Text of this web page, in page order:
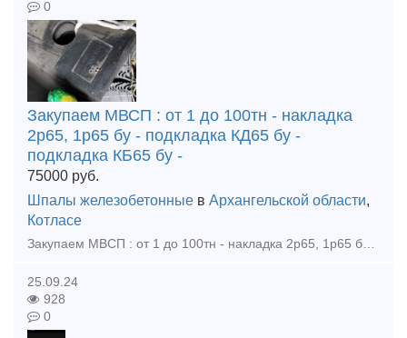
0
Закупаем МВСП : от 1 до 100тн - накладка
2р65, 1р65 бу - подкладка КД65 бу -
подкладка КБ65 бу -
75000 руб.
Шпалы железобетонные в Архангельской области,
Котласе
Закупаем МВСП : от 1 до 100тн - накладка 2р65, 1р65 бу - подкладка КД65 бу - подкладка КБ65 бу - подкладка Д65 бу - болт клеммный 22х75 в сборе бу - болт закладной 22х175 в сборе бу
25.09.24
928
0